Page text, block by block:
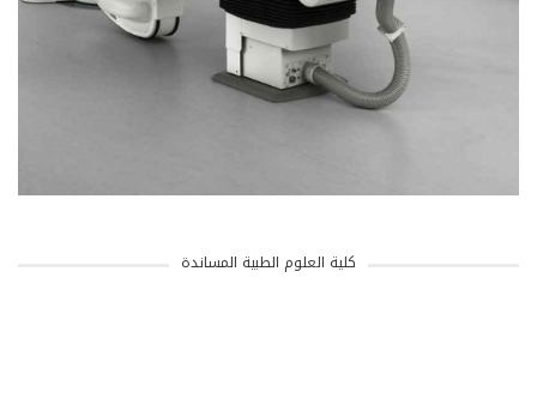
كلية العلوم الطبية المساندة